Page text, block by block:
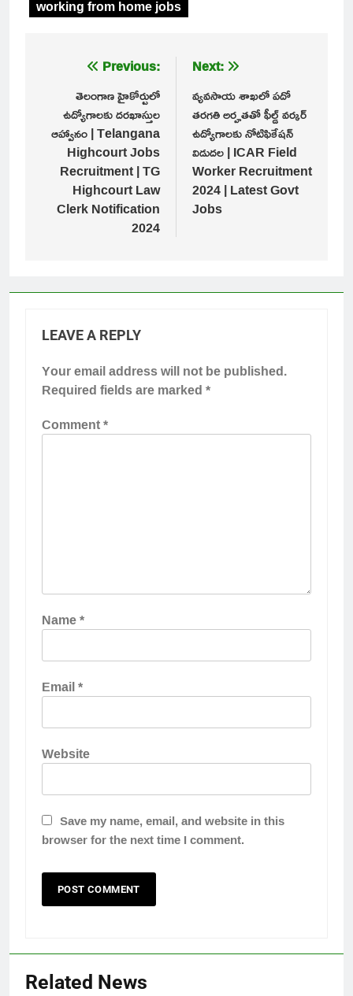
working from home jobs
navigation
Previous:
తెలంగాణ హైకోర్టులో
ఉద్యోగాలకు దరఖాస్తుల
ఆహ్వానం | Telangana
Highcourt Jobs
Recruitment | TG
Highcourt Law
Clerk Notification
2024
Next:
వ్యవసాయ శాఖలో పదో
తరగతి అర్హతతో ఫీల్డ్ వర్కర్
ఉద్యోగాలకు నోటిఫికేషన్
విడుదల | ICAR Field
Worker Recruitment
2024 | Latest Govt
Jobs
LEAVE A REPLY
Your email address will not be published.
Required fields are marked*
Comment*
Name*
Email*
Website
Save my name, email, and website in this
browser for the next time I comment.
Related News